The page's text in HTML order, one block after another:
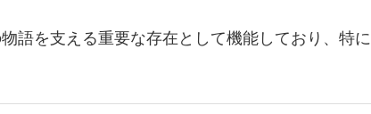
語を支える重要な存在として機能しており、特